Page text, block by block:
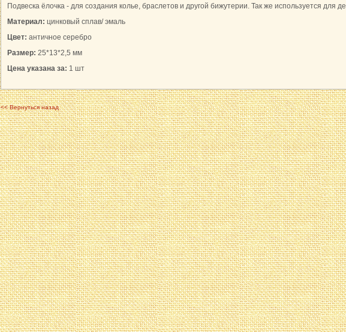
Подвеска ёлочка - для создания колье, браслетов и другой бижутерии. Так же используется для
Материал: цинковый сплав/ эмаль
Цвет: античное серебро
Размер: 25*13*2,5 мм
Цена указана за: 1 шт
<< Вернуться назад